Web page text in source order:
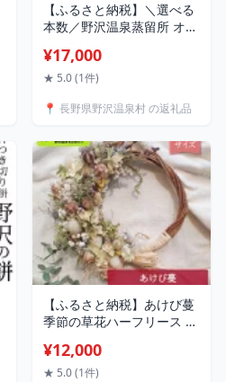
【ふるさと納税】＼選べる
本数／野沢温泉蒸留所 オリ
GIN 500ml 1本 または 3本
| Gn5-2 酒 アルコール ジ
ク 蒸留酒 ボタニカル スピ
ド 金賞 受賞 信州 長野県
¥17,000
★ 5.0 (1件)
📍 長野県野沢温泉村 の返礼品
【ふるさと納税】あけび蔓
季節の草花ハーフリース M
統技術 インテリア 飾り物
おしゃれ プレゼント 母の
¥12,000
★ 5.0 (1件)